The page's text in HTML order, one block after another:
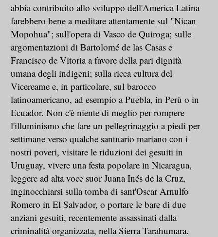
abbia contribuito allo sviluppo dell'America Latina
farebbero bene a meditare attentamente sul "Nican
Mopohua"; sull'opera di Vasco de Quiroga; sulle
argomentazioni di Bartolomé de las Casas e
Francisco de Vitoria a favore della pari dignità
umana degli indigeni; sulla ricca cultura del
Vicereame e, in particolare, sul barocco
latinoamericano, ad esempio a Puebla, in Perù o in
Ecuador. Non c'è niente di meglio per rompere
l'illuminismo che fare un pellegrinaggio a piedi per
settimane verso qualche santuario mariano con i
nostri poveri, visitare le riduzioni dei gesuiti in
Uruguay, vivere una festa popolare in Nicaragua,
leggere ad alta voce suor Juana Inés de la Cruz,
inginocchiarsi sulla tomba di sant'Oscar Arnulfo
Romero in El Salvador, o portare le bare di due
anziani gesuiti, recentemente assassinati dalla
criminalità organizzata, nella Sierra Tarahumara.